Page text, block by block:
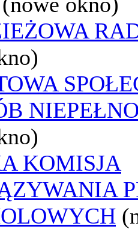
KOMISJA